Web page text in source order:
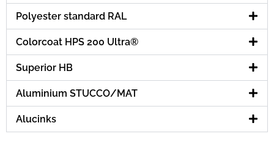
Polyester standard RAL
Colorcoat HPS 200 Ultra®
Superior HB
Aluminium STUCCO/MAT
Alucinks